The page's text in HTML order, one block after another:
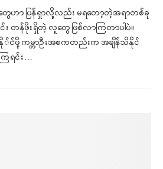
ေဟာ ပြန်ရှာလို့လည်း မရတော့တဲ့အရာတစ်ခု
တန်ဖိုးရှိတဲ့ လူတွေ ဖြစ်လာကြတာပါပဲ။
ဖို့ ကမ္ဘာဦးအစကတည်းက အချိန်သိနိုင်
ရင်း…